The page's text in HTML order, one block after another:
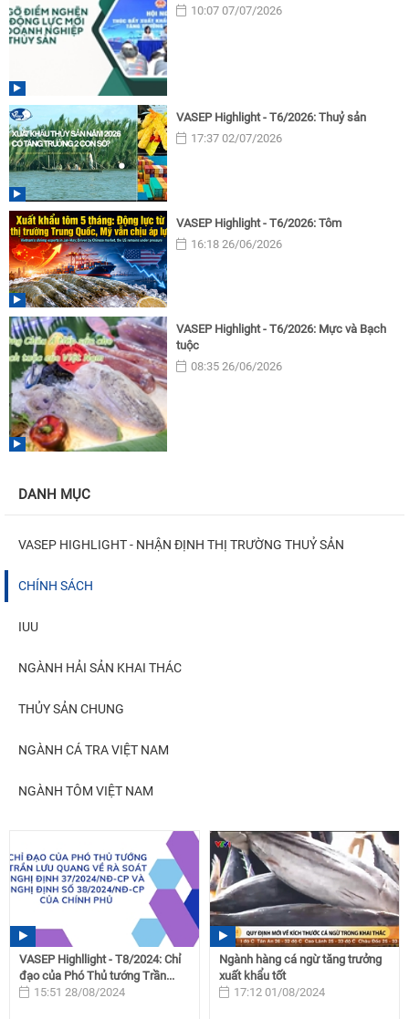
10:07 07/07/2026
VASEP Highlight - T6/2026: Thuỷ sản
17:37 02/07/2026
VASEP Highlight - T6/2026: Tôm
16:18 26/06/2026
VASEP Highlight - T6/2026: Mực và Bạch
tuộc
08:35 26/06/2026
DANH MỤC
VASEP HIGHLIGHT - NHẬN ĐỊNH THỊ TRƯỜNG THUỶ SẢN
CHÍNH SÁCH
IUU
NGÀNH HẢI SẢN KHAI THÁC
THỦY SẢN CHUNG
NGÀNH CÁ TRA VIỆT NAM
NGÀNH TÔM VIỆT NAM
VASEP Highllight - T8/2024: Chỉ
đạo của Phó Thủ tướng Trần...
15:51 28/08/2024
Ngành hàng cá ngừ tăng trưởng
xuất khẩu tốt
17:12 01/08/2024